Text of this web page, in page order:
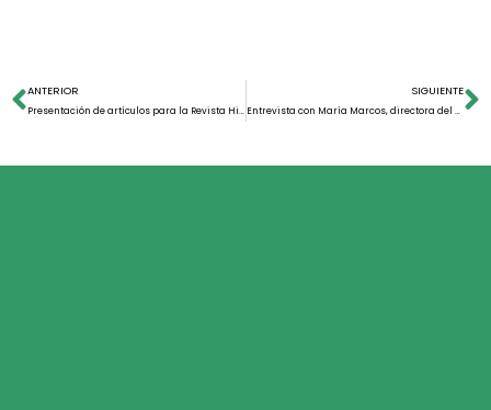
ANTERIOR
Presentación de artículos para la Revista História e Economia
SIGUIENTE
Entrevista con María Marcos, directora del CIHALCEP2017